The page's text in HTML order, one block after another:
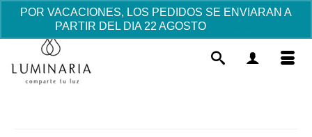
POR VACACIONES, LOS PEDIDOS SE ENVIARAN A
PARTIR DEL DIA 22 AGOSTO